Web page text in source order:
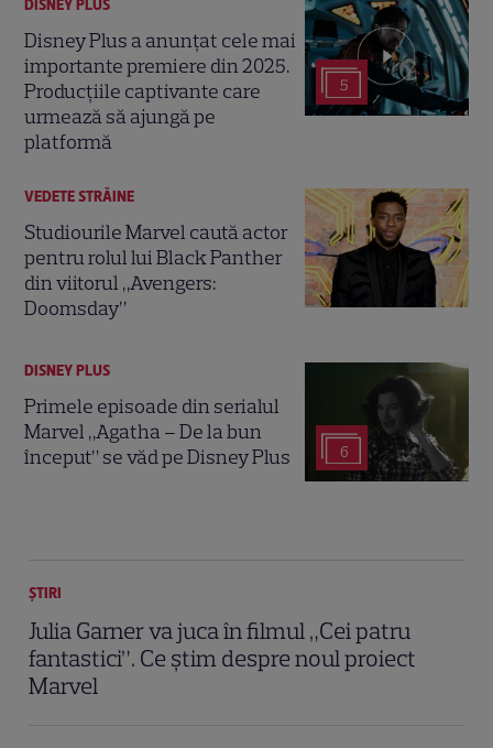
5
DISNEY PLUS
Disney Plus a anunțat cele mai
importante premiere din 2025.
Producțiile captivante care
urmează să ajungă pe
platformă
VEDETE STRĂINE
Studiourile Marvel caută actor
pentru rolul lui Black Panther
din viitorul „Avengers:
Doomsday”
6
DISNEY PLUS
Primele episoade din serialul
Marvel „Agatha – De la bun
început” se văd pe Disney Plus
ȘTIRI
Julia Garner va juca în filmul „Cei patru
fantastici”. Ce știm despre noul proiect
Marvel